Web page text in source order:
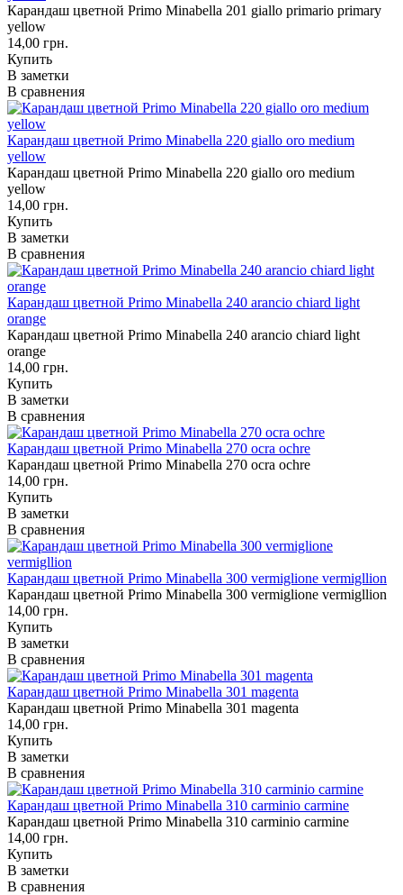
Карандаш цветной Primo Minabella 201 giallo primario primary
yellow
14,00 грн.
Купить
В заметки
В сравнения
Карандаш цветной Primo Minabella 220 giallo oro medium
yellow
Карандаш цветной Primo Minabella 220 giallo oro medium
yellow
14,00 грн.
Купить
В заметки
В сравнения
Карандаш цветной Primo Minabella 240 arancio chiard light
orange
Карандаш цветной Primo Minabella 240 arancio chiard light
orange
14,00 грн.
Купить
В заметки
В сравнения
Карандаш цветной Primo Minabella 270 ocra ochre
Карандаш цветной Primo Minabella 270 ocra ochre
14,00 грн.
Купить
В заметки
В сравнения
Карандаш цветной Primo Minabella 300 vermiglione vermigllion
Карандаш цветной Primo Minabella 300 vermiglione vermigllion
14,00 грн.
Купить
В заметки
В сравнения
Карандаш цветной Primo Minabella 301 magenta
Карандаш цветной Primo Minabella 301 magenta
14,00 грн.
Купить
В заметки
В сравнения
Карандаш цветной Primo Minabella 310 carminio carmine
Карандаш цветной Primo Minabella 310 carminio carmine
14,00 грн.
Купить
В заметки
В сравнения